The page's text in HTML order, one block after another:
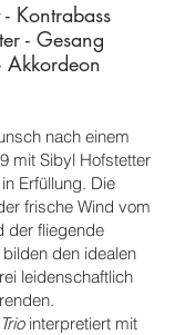
Kontrabass
- Gesang
Akkordeon
nach einem
mit Sibyl Hofstetter
Erfüllung. Die
frische Wind vom
der fliegende
den idealen
leidenschaftlich
interpretiert mit